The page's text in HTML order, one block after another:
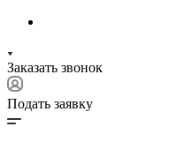
Заказать звонок
Подать заявку